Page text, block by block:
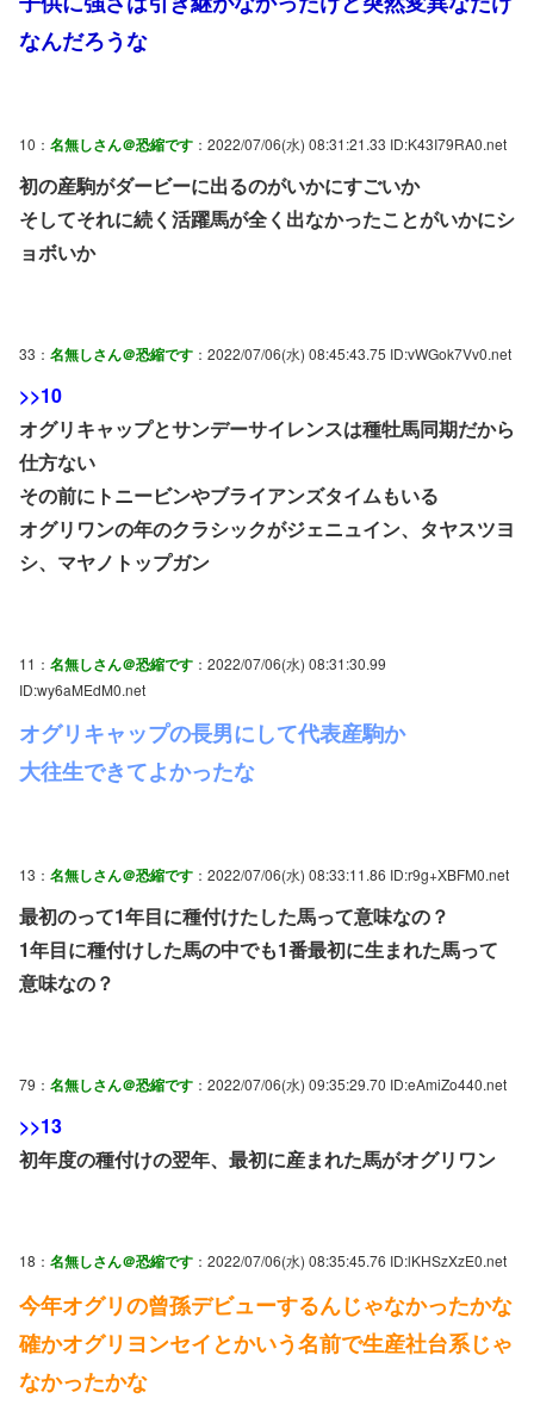
なんだろうな
10： 名無しさん＠恐縮です ：2022/07/06(水) 08:31:21.33 ID:K43I79RA0.net
初の産駒がダービーに出るのがいかにすごいか
そしてそれに続く活躍馬が全く出なかったことがいかにシ
ョボいか
33： 名無しさん＠恐縮です ：2022/07/06(水) 08:45:43.75 ID:vWGok7Vv0.net
>>10
オグリキャップとサンデーサイレンスは種牡馬同期だから
仕方ない
その前にトニービンやブライアンズタイムもいる
オグリワンの年のクラシックがジェニュイン、タヤスツヨ
シ、マヤノトップガン
11： 名無しさん＠恐縮です ：2022/07/06(水) 08:31:30.99
ID:wy6aMEdM0.net
オグリキャップの長男にして代表産駒か
大往生できてよかったな
13： 名無しさん＠恐縮です ：2022/07/06(水) 08:33:11.86 ID:r9g+XBFM0.net
最初のって1年目に種付けたした馬って意味なの？
1年目に種付けした馬の中でも1番最初に生まれた馬って
意味なの？
79： 名無しさん＠恐縮です ：2022/07/06(水) 09:35:29.70 ID:eAmiZo440.net
>>13
初年度の種付けの翌年、最初に産まれた馬がオグリワン
18： 名無しさん＠恐縮です ：2022/07/06(水) 08:35:45.76 ID:lKHSzXzE0.net
今年オグリの曾孫デビューするんじゃなかったかな
確かオグリヨンセイとかいう名前で生産社台系じゃ
なかったかな